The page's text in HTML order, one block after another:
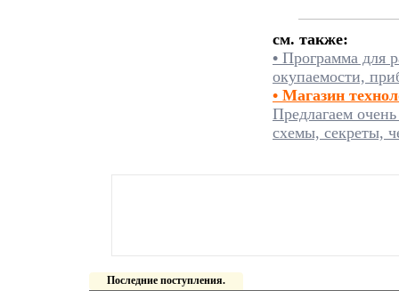
см. также:
• Программа для
окупаемости,
• Магазин
Предлагаем
схемы, секреты,
Последние поступления.